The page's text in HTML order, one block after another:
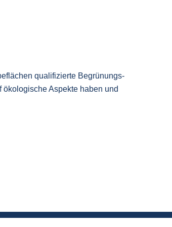
qualifizierte Begrünungs-
Aspekte haben und